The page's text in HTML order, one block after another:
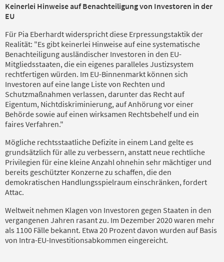
Keinerlei Hinweise auf Benachteiligung von Investoren in der
EU
Für Pia Eberhardt widerspricht diese Erpressungstaktik der
Realität: "Es gibt keinerlei Hinweise auf eine systematische
Benachteiligung ausländischer Investoren in den EU-
Mitgliedsstaaten, die ein eigenes paralleles Justizsystem
rechtfertigen würden. Im EU-Binnenmarkt können sich
Investoren auf eine lange Liste von Rechten und
Schutzmaßnahmen verlassen, darunter das Recht auf
Eigentum, Nichtdiskriminierung, auf Anhörung vor einer
Behörde sowie auf einen wirksamen Rechtsbehelf und ein
faires Verfahren."
Mögliche rechtsstaatliche Defizite in einem Land gelte es
grundsätzlich für alle zu verbessern, anstatt neue rechtliche
Privilegien für eine kleine Anzahl ohnehin sehr mächtiger und
bereits geschützter Konzerne zu schaffen, die den
demokratischen Handlungsspielraum einschränken, fordert
Attac.
Weltweit nehmen Klagen von Investoren gegen Staaten in den
vergangenen Jahren rasant zu. Im Dezember 2020 waren mehr
als 1100 Fälle bekannt. Etwa 20 Prozent davon wurden auf Basis
von Intra-EU-Investitionsabkommen eingereicht.